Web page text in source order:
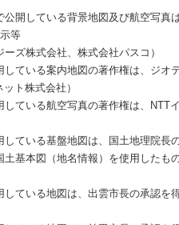
公開している背景地図及び航空写真
等
ーズ株式会社、株式会社パスコ）
している案内地図の著作権は、ジオ
ット株式会社）
している航空写真の著作権は、NTT
している基盤地図は、国土地理院長
土基本図（地名情報）を使用したも
している地図は、出雲市長の承認を